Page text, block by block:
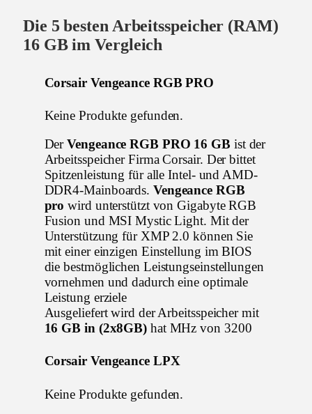
Die 5 besten Arbeitsspeicher (RAM)
16 GB im Vergleich
Corsair Vengeance RGB PRO
Keine Produkte gefunden.
DerVengeance RGB PRO 16 GB ist der
Arbeitsspeicher Firma Corsair. Der bittet
Spitzenleistung für alle Intel- und AMD-
DDR4-Mainboards. Vengeance RGB
pro wird unterstützt von Gigabyte RGB
Fusion und MSI Mystic Light. Mit der
Unterstützung für XMP 2.0 können Sie
mit einer einzigen Einstellung im BIOS
die bestmöglichen Leistungseinstellungen
vornehmen und dadurch eine optimale
Leistung erziele
Ausgeliefert wird der Arbeitsspeicher mit
16 GB in (2x8GB) hat MHz von 3200
Corsair Vengeance LPX
Keine Produkte gefunden.